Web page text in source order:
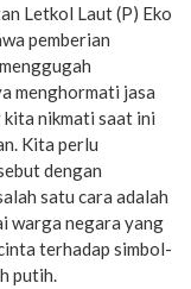
Letkol Laut (P) Eko
pemberian
menghormati jasa
kita nikmati saat ini
Kita perlu
dengan
satu cara adalah
warga negara yang
terhadap simbol-
putih.